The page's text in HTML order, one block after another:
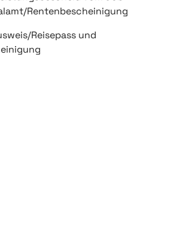
Rentenbescheinigung
Reisepass und